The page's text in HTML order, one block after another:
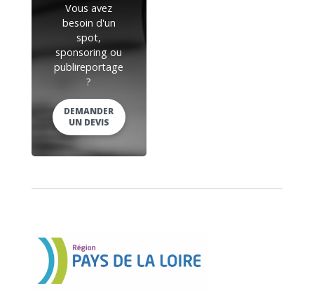
Vous avez
besoin d'un
spot,
sponsoring ou
publireportage
?
DEMANDER
UN DEVIS